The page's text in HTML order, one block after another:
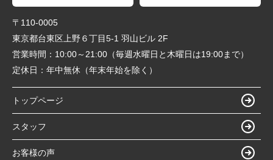
〒110-0005
東京都台東区上野６丁目5-1 羽山ビル 2F
営業時間： 10:00～21:00（毎週水曜日と木曜日は19:00まで）
定休日： 年中無休（年末年始を除く）
トップページ
スタッフ
お客様の声